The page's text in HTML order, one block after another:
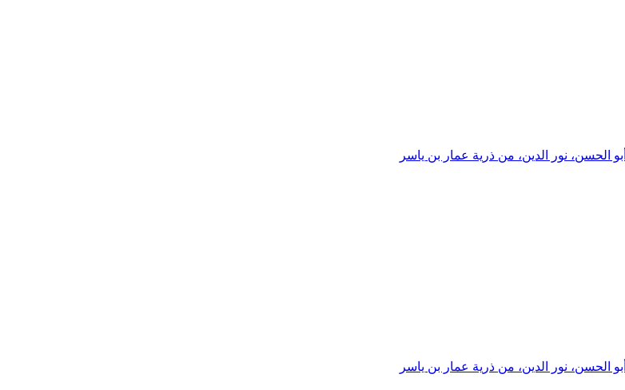
الحسن، نور الدين، من ذرية عمار بن ياسر
الحسن، نور الدين، من ذرية عمار بن ياسر